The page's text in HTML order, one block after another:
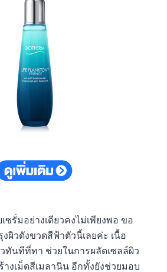
รั่มอย่างเดียวคงไม่เพียงพอ ขอ
ผิวดังขวดสีฟ้าตัวนี้เลยค่ะ เนื้อ
ทันทีที่ทา ช่วยในการผลัดเซลล์ผิว
งเม็ดสีเมลานิน อีกทั้งยังช่วยมอบ